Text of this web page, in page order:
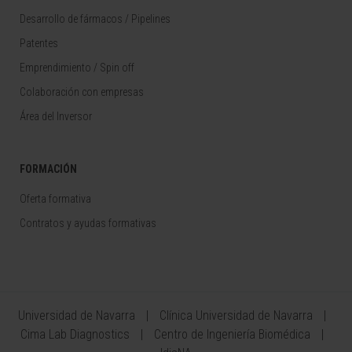
Desarrollo de fármacos / Pipelines
Patentes
Emprendimiento / Spin off
Colaboración con empresas
Área del Inversor
FORMACIÓN
Oferta formativa
Contratos y ayudas formativas
Universidad de Navarra
Clínica Universidad de Navarra
Cima Lab Diagnostics
Centro de Ingeniería Biomédica